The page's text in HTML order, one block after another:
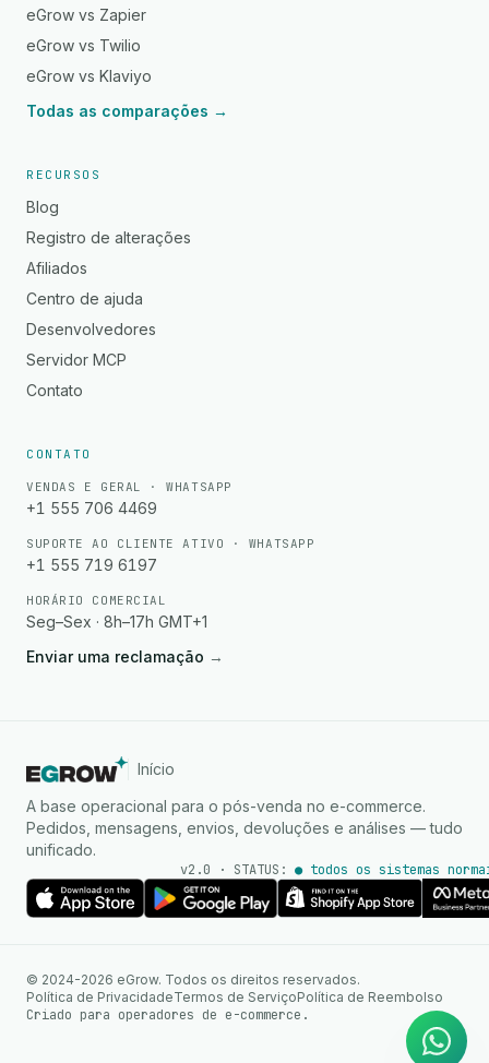
eGrow vs Zapier
eGrow vs Twilio
eGrow vs Klaviyo
Todas as comparações →
RECURSOS
Blog
Registro de alterações
Afiliados
Centro de ajuda
Desenvolvedores
Servidor MCP
Contato
CONTATO
VENDAS E GERAL · WHATSAPP
+1 555 706 4469
SUPORTE AO CLIENTE ATIVO · WHATSAPP
+1 555 719 6197
HORÁRIO COMERCIAL
Seg–Sex · 8h–17h GMT+1
Enviar uma reclamação →
Início
A base operacional para o pós-venda no e-commerce.
Pedidos, mensagens, envios, devoluções e análises — tudo
unificado.
v2.0 · STATUS: ● todos os sistemas
© 2024-2026 eGrow. Todos os direitos reservados.
Política de PrivacidadeTermos de ServiçoPolítica de Reembolso
Criado para operadores de e-commerce.
WhatsApp